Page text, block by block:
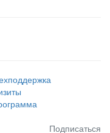
Подписаться